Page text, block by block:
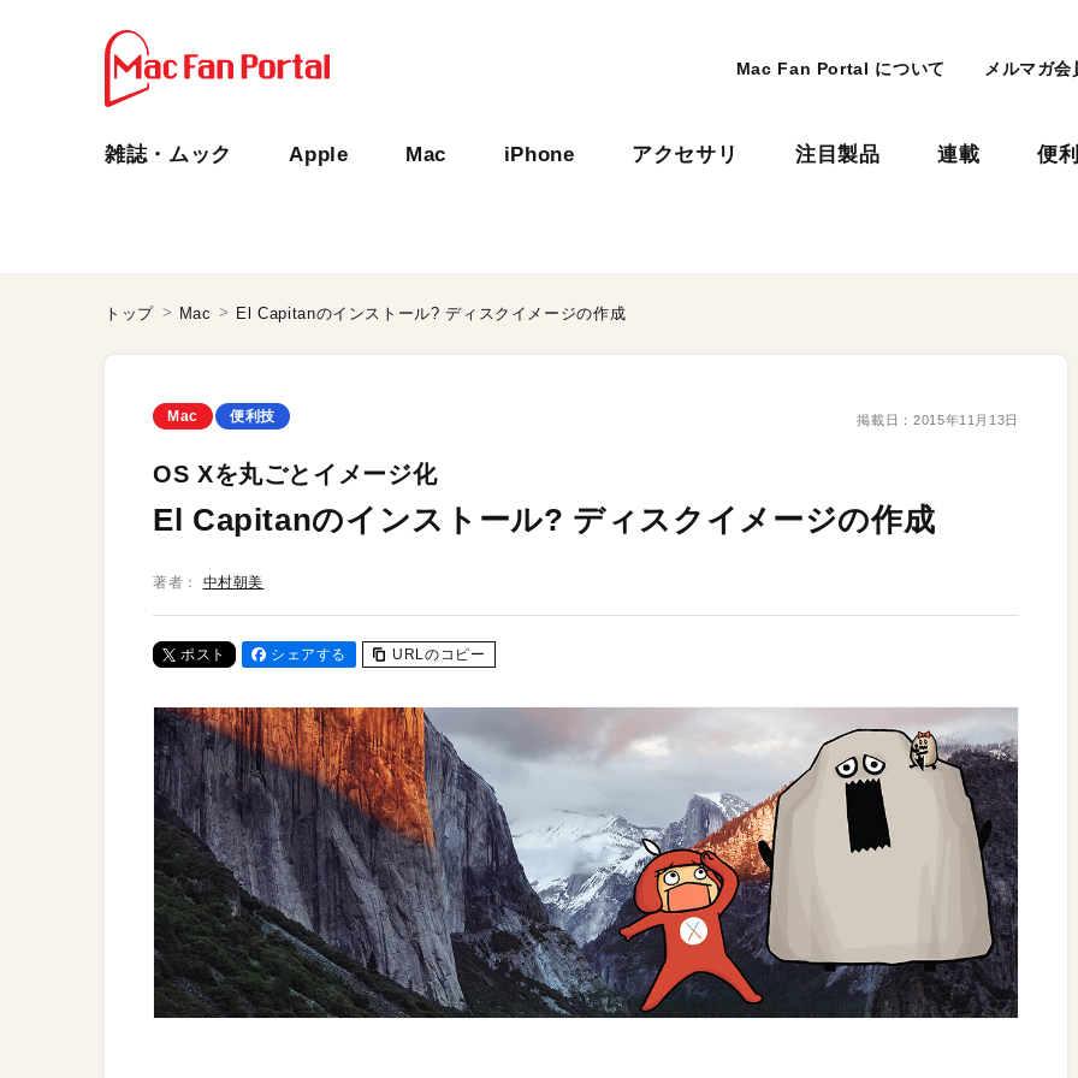
Mac Fan Portal について メルマガ会
雑誌・ムック Apple Mac iPhone アクセサリ 注目製品 連載 便
トップ Mac El Capitanのインストール? ディスクイメージの作成
Mac 便利技 掲載日： 2015年11月13日
OS Xを丸ごとイメージ化
El Capitanのインストール? ディスクイメージの作成
著者： 中村朝美
ポスト シェアする URLのコピー